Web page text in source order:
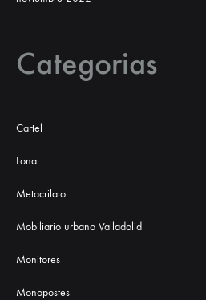
Categorias
Cartel
Lona
Metacrilato
Mobiliario urbano Valladolid
Monitores
Monopostes